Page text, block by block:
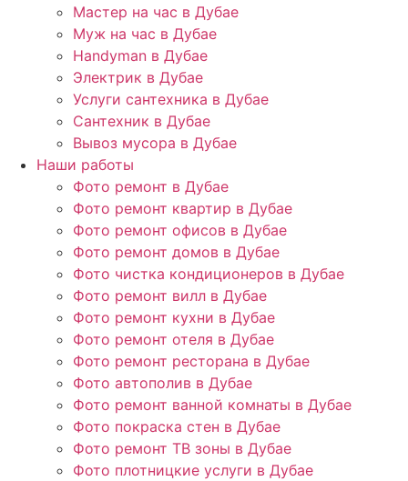
Мастер на час в Дубае
Муж на час в Дубае
Handyman в Дубае
Электрик в Дубае
Услуги сантехника в Дубае
Сантехник в Дубае
Вывоз мусора в Дубае
Наши работы
Фото ремонт в Дубае
Фото ремонт квартир в Дубае
Фото ремонт офисов в Дубае
Фото ремонт домов в Дубае
Фото чистка кондиционеров в Дубае
Фото ремонт вилл в Дубае
Фото ремонт кухни в Дубае
Фото ремонт отеля в Дубае
Фото ремонт ресторана в Дубае
Фото автополив в Дубае
Фото ремонт ванной комнаты в Дубае
Фото покраска стен в Дубае
Фото ремонт ТВ зоны в Дубае
Фото плотницкие услуги в Дубае